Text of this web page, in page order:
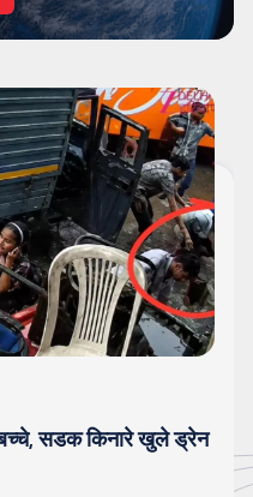
बच्चे, सडक किनारे खुले ड्रेन